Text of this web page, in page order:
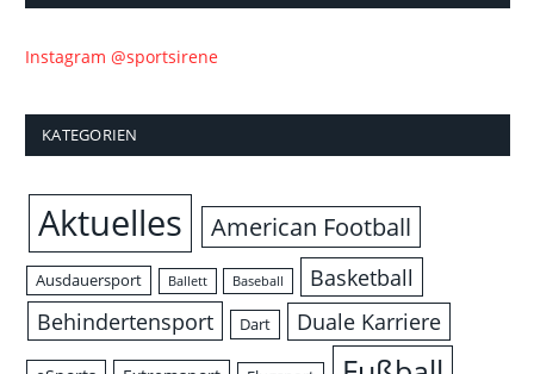
Instagram @sportsirene
KATEGORIEN
Aktuelles American Football
Ausdauersport Ballett Baseball
Basketball
Behindertensport
Dart Duale Karriere